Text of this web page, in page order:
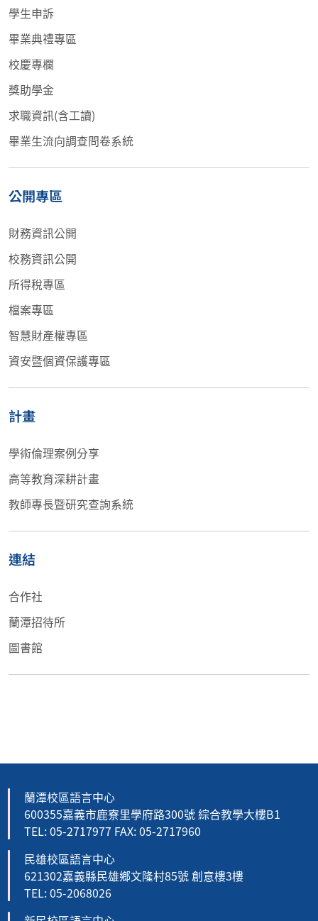
學生申訴
畢業典禮專區
校慶專欄
獎助學金
求職資訊(含工讀)
畢業生流向調查問卷系統
公開專區
財務資訊公開
校務資訊公開
所得稅專區
檔案專區
智慧財產權專區
資安暨個資保護專區
計畫
學術倫理案例分享
高等教育深耕計畫
教師專長暨研究查詢系統
連結
合作社
蘭潭招待所
圖書館
蘭潭校區語言中心
600355嘉義市鹿寮里學府路300號 綜合教學大樓B1
TEL: 05-2717977 FAX: 05-2717960
民雄校區語言中心
621302嘉義縣民雄鄉文隆村85號 創意樓3樓
TEL: 05-2068026